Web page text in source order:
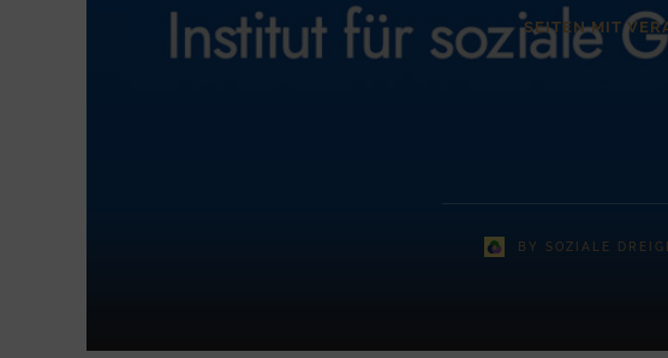
SEITEN MIT
BY SOZIALE